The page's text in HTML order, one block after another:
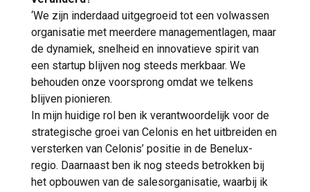
‘We zijn inderdaad uitgegroeid tot een volwassen
organisatie met meerdere managementlagen, maar
de dynamiek, snelheid en innovatieve spirit van
een startup blijven nog steeds merkbaar. We
behouden onze voorsprong omdat we telkens
blijven pionieren.
In mijn huidige rol ben ik verantwoordelijk voor de
strategische groei van Celonis en het uitbreiden en
versterken van Celonis’ positie in de Benelux-
regio. Daarnaast ben ik nog steeds betrokken bij
het opbouwen van de salesorganisatie, waarbij ik